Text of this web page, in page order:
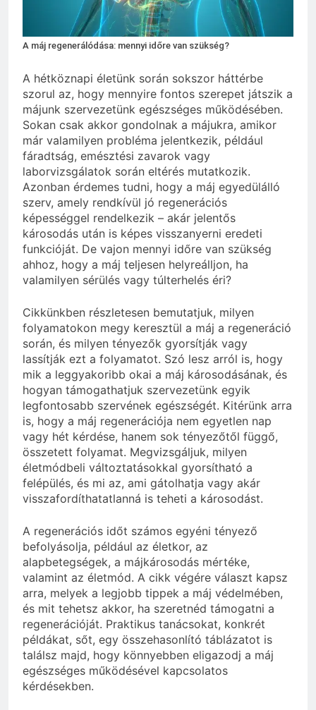
Miért zsibbad a kéz?
3 Nap Ezelőtt
A máj regenerálódása: mennyi időre van szükség?
A hétköznapi életünk során sokszor háttérbe
szorul az, hogy mennyire fontos szerepet játszik a
májunk szervezetünk egészséges működésében.
Sokan csak akkor gondolnak a májukra, amikor
már valamilyen probléma jelentkezik, például
fáradtság, emésztési zavarok vagy
laborvizsgálatok során eltérés mutatkozik.
Azonban érdemes tudni, hogy a máj egyedülálló
szerv, amely rendkívül jó regenerációs
képességgel rendelkezik – akár jelentős
károsodás után is képes visszanyerni eredeti
funkcióját. De vajon mennyi időre van szükség
ahhoz, hogy a máj teljesen helyreálljon, ha
valamilyen sérülés vagy túlterhelés éri?
Cikkünkben részletesen bemutatjuk, milyen
folyamatokon megy keresztül a máj a regeneráció
során, és milyen tényezők gyorsítják vagy
lassítják ezt a folyamatot. Szó lesz arról is, hogy
mik a leggyakoribb okai a máj károsodásának, és
hogyan támogathatjuk szervezetünk egyik
legfontosabb szervének egészségét. Kitérünk arra
is, hogy a máj regenerációja nem egyetlen nap
vagy hét kérdése, hanem sok tényezőtől függő,
összetett folyamat. Megvizsgáljuk, milyen
életmódbeli változtatásokkal gyorsítható a
felépülés, és mi az, ami gátolhatja vagy akár
visszafordíthatatlanná is teheti a károsodást.
A regenerációs időt számos egyéni tényező
befolyásolja, például az életkor, az
alapbetegségek, a májkárosodás mértéke,
valamint az életmód. A cikk végére választ kapsz
arra, melyek a legjobb tippek a máj védelmében,
és mit tehetsz akkor, ha szeretnéd támogatni a
regenerációját. Praktikus tanácsokat, konkrét
példákat, sőt, egy összehasonlító táblázatot is
találsz majd, hogy könnyebben eligazodj a máj
egészséges működésével kapcsolatos
kérdésekben.